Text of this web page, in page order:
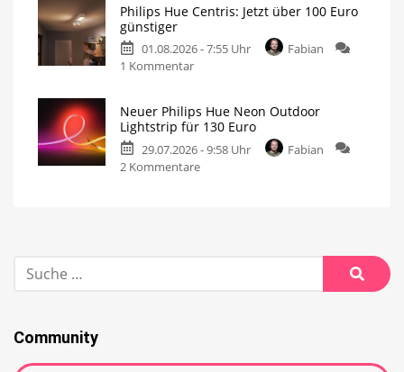
Philips Hue Centris: Jetzt über 100 Euro
günstiger
01.08.2026 - 7:55 Uhr
Fabian
1 Kommentar
Neuer Philips Hue Neon Outdoor
Lightstrip für 130 Euro
29.07.2026 - 9:58 Uhr
Fabian
2 Kommentare
Community